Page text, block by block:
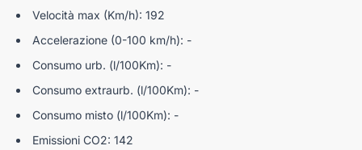
diversi portali è possibile che ci siano degli ERRORI.
-Ci scusiamo per l'inconveniente e vi invitiamo a verificare le
consulente.
involontarie incongruenze, che non rappresentano in alcun
modo un impegno contrattuale.
Velocità max (Km/h): 192
Accelerazione (0-100 km/h): -
Consumo urb. (l/100Km): -
Consumo extraurb. (l/100Km): -
Consumo misto (l/100Km): -
Emissioni CO2: 142